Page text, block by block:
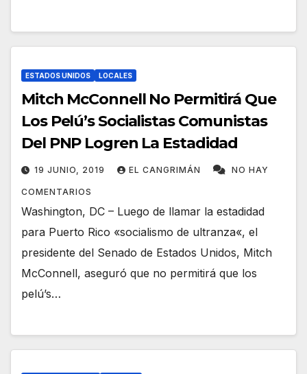
ESTADOS UNIDOS LOCALES
Mitch McConnell No Permitirá Que
Los Pelú’s Socialistas Comunistas
Del PNP Logren La Estadidad
19 JUNIO, 2019 EL CANGRIMÁN NO HAY
COMENTARIOS
Washington, DC – Luego de llamar la estadidad
para Puerto Rico «socialismo de ultranza«, el
presidente del Senado de Estados Unidos, Mitch
McConnell, aseguró que no permitirá que los
pelú’s…